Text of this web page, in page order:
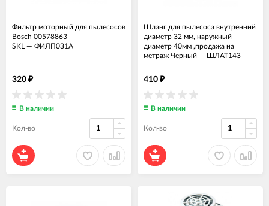
Фильтр моторный для пылесосов
Bosch 00578863
SKL — ФИЛП031А
320 ₽
В наличии
Кол-во
Шланг для пылесоса внутренний
диаметр 32 мм, наружный
диаметр 40мм ,продажа на
метраж Черный — ШЛАТ143
410 ₽
В наличии
Кол-во